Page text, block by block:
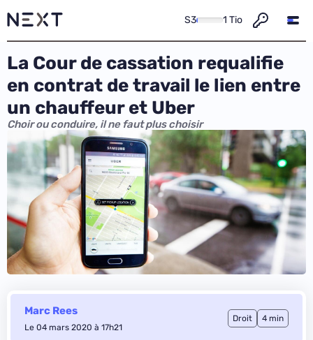
S3 1 Tio
La Cour de cassation requalifie
en contrat de travail le lien entre
un chauffeur et Uber
Choir ou conduire, il ne faut plus choisir
Marc Rees
Le 04 mars 2020 à 17h21
Droit 4 min